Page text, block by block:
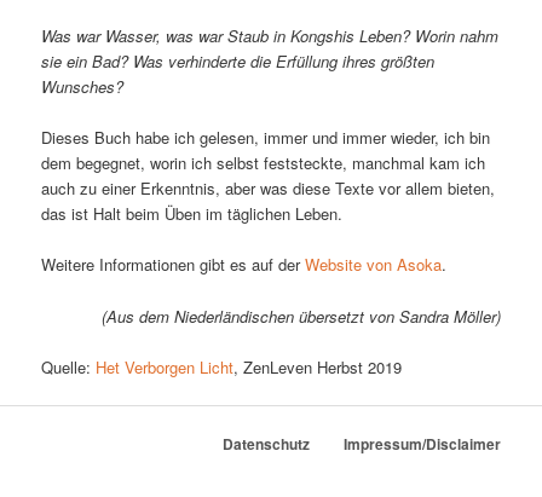
Was war Was­ser, was war Staub in Kong­shis Le­ben? Wor­in nahm
sie ein Bad? Was ver­hin­der­te die Er­fül­lung ih­res größ­ten
Wunsches?
Die­ses Buch ha­be ich ge­le­sen, im­mer und im­mer wie­der, ich bin
dem be­geg­net, wor­in ich selbst fest­steck­te, manch­mal kam ich
auch zu ei­ner Er­kennt­nis, aber was die­se Tex­te vor al­lem bie­ten,
das ist Halt beim Üben im täg­li­chen Leben.
Wei­te­re In­for­ma­tio­nen gibt es auf derWeb­site von Aso­ka.
(Aus dem Nie­der­län­di­schen über­setzt von San­dra Möller)
Quel­le: Het Ver­bor­gen Licht, Zen­Le­ven Herbst 2019
Datenschutz Impressum/Disclaimer